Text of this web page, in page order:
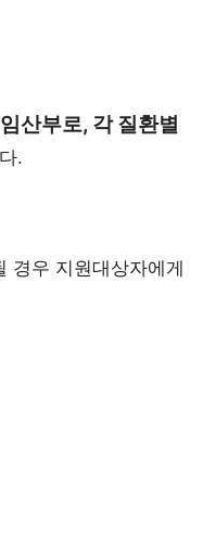
산부로, 각 질환별
.
경우 지원대상자에게